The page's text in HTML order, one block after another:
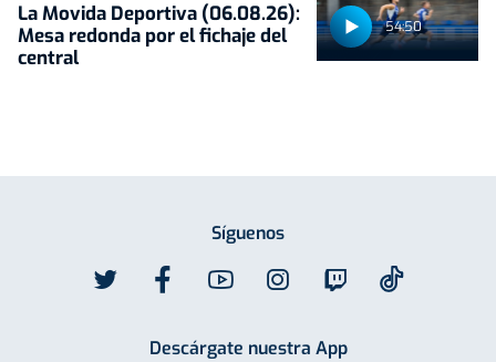
54:50
La Movida Deportiva (06.08.26):
Mesa redonda por el fichaje del
central
Síguenos
Descárgate nuestra App